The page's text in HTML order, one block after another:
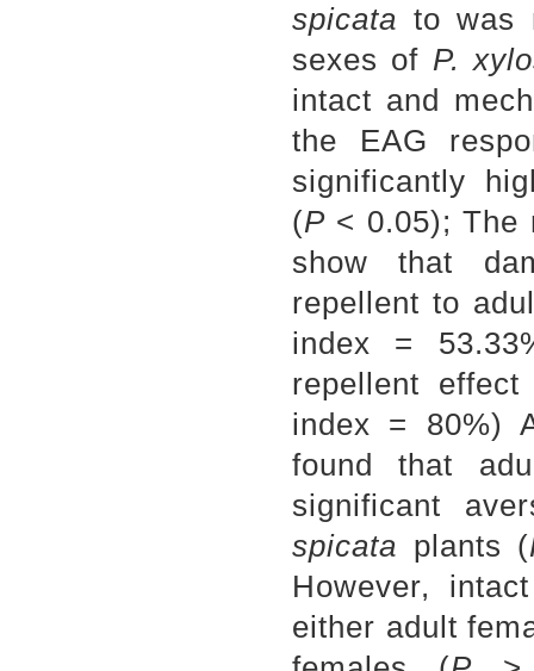
spicata to was
sexes of P.
intact and
the EAG
significantly
(P < 0.05); The
show that
repellent to
index =
repellent
index = 80%)
found that
significant
spicata plants (
However,
either adult